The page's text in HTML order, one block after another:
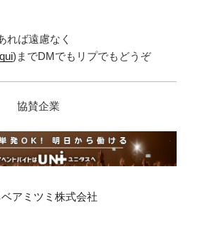
れば遠慮なく
)までDMでもリプでもどうぞ
協賛企業
ベアミツミ株式会社